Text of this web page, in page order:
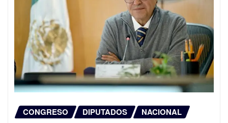
CONGRESO DIPUTADOS NACIONAL